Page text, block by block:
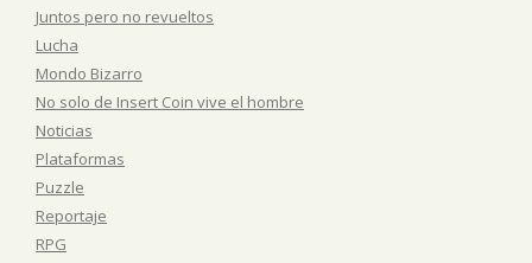
Juntos pero no revueltos
Lucha
Mondo Bizarro
No solo de Insert Coin vive el hombre
Noticias
Plataformas
Puzzle
Reportaje
RPG